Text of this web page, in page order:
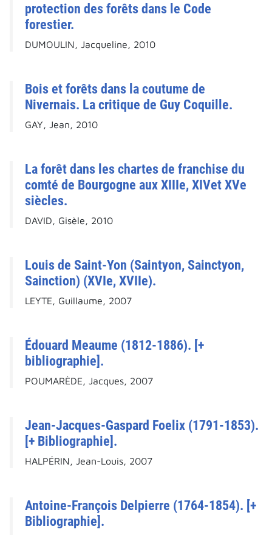
protection des forêts dans le Code
forestier.
DUMOULIN, Jacqueline, 2010
Bois et forêts dans la coutume de
Nivernais. La critique de Guy Coquille.
GAY, Jean, 2010
La forêt dans les chartes de franchise du
comté de Bourgogne aux XIIIe, XIVet XVe
siècles.
DAVID, Gisèle, 2010
Louis de Saint-Yon (Saintyon, Sainctyon,
Sainction) (XVIe, XVIIe).
LEYTE, Guillaume, 2007
Édouard Meaume (1812-1886). [+
bibliographie].
POUMARÈDE, Jacques, 2007
Jean-Jacques-Gaspard Foelix (1791-1853).
[+ Bibliographie].
HALPÉRIN, Jean-Louis, 2007
Antoine-François Delpierre (1764-1854). [+
Bibliographie].